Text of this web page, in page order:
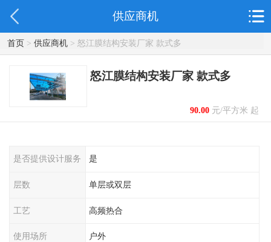
供应商机
首页> 供应商机> 怒江膜结构安装厂家 款式多
怒江膜结构安装厂家 款式多
90.00元/平方米 起
是否提供设计服务 是
层数 单层或双层
工艺 高频热合
使用场所 户外